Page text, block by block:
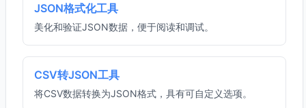
JSON格式化工具
美化和验证JSON数据，便于阅读和调试。
CSV转JSON工具
将CSV数据转换为JSON格式，具有可自定义选项。